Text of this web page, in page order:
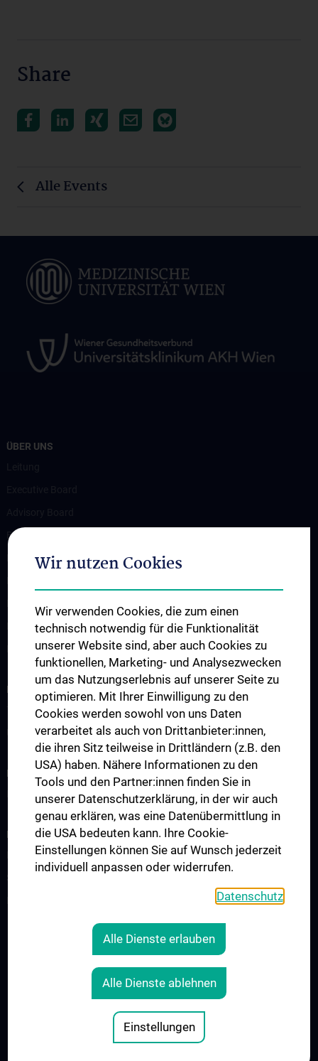
Share
Alle Events
ÜBER UNS
Beteiligte Einrichtungen
Flagship-Projekt
Newsletter
Kontakt
INFORMATIONEN FÜR PATIENT:INNEN
Terminvereinbarung / Zweitmeinung
Unterstützungsangebote
KLINISCHER BEREICH
Interdisziplinäre Veranstaltungen / Boards
FORSCHUNG
Expert:innen-Videos
COOKIE-EINSTELLUNGEN
© 2026 Medizinische Universität Wien
Wir nutzen Cookies
Wir verwenden Cookies, die zum einen
technisch notwendig für die Funktionalität
unserer Website sind, aber auch Cookies zu
funktionellen, Marketing- und Analysezwecken
um das Nutzungserlebnis auf unserer Seite zu
optimieren. Mit Ihrer Einwilligung zu den
Cookies werden sowohl von uns Daten
verarbeitet als auch von Drittanbieter:innen,
die ihren Sitz teilweise in Drittländern (z.B. den
USA) haben. Nähere Informationen zu den
Tools und den Partner:innen finden Sie in
unserer Datenschutzerklärung, in der wir auch
genau erklären, was eine Datenübermittlung in
die USA bedeuten kann. Ihre Cookie-
Einstellungen können Sie auf Wunsch jederzeit
individuell anpassen oder widerrufen.
Datenschutz
Alle Dienste erlauben
Alle Dienste ablehnen
Einstellungen